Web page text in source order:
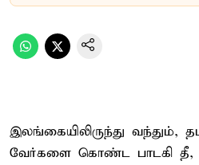
இலங்கையிலிருந்து வந்தும்,
வேர்களை கொண்ட பாடகி தீ,